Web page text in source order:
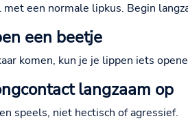
een normale lipkus. Begin
een beetje
komen, kun je je lippen iets
langzaam op
speels, niet hectisch of agressief.